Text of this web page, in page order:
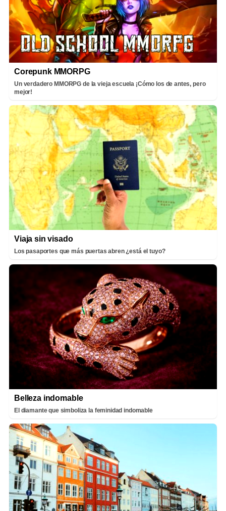
Corepunk MMORPG
Un verdadero MMORPG de la vieja escuela ¡Cómo los de antes, pero
mejor!
Viaja sin visado
Los pasaportes que más puertas abren ¿está el tuyo?
Belleza indomable
El diamante que simboliza la feminidad indomable